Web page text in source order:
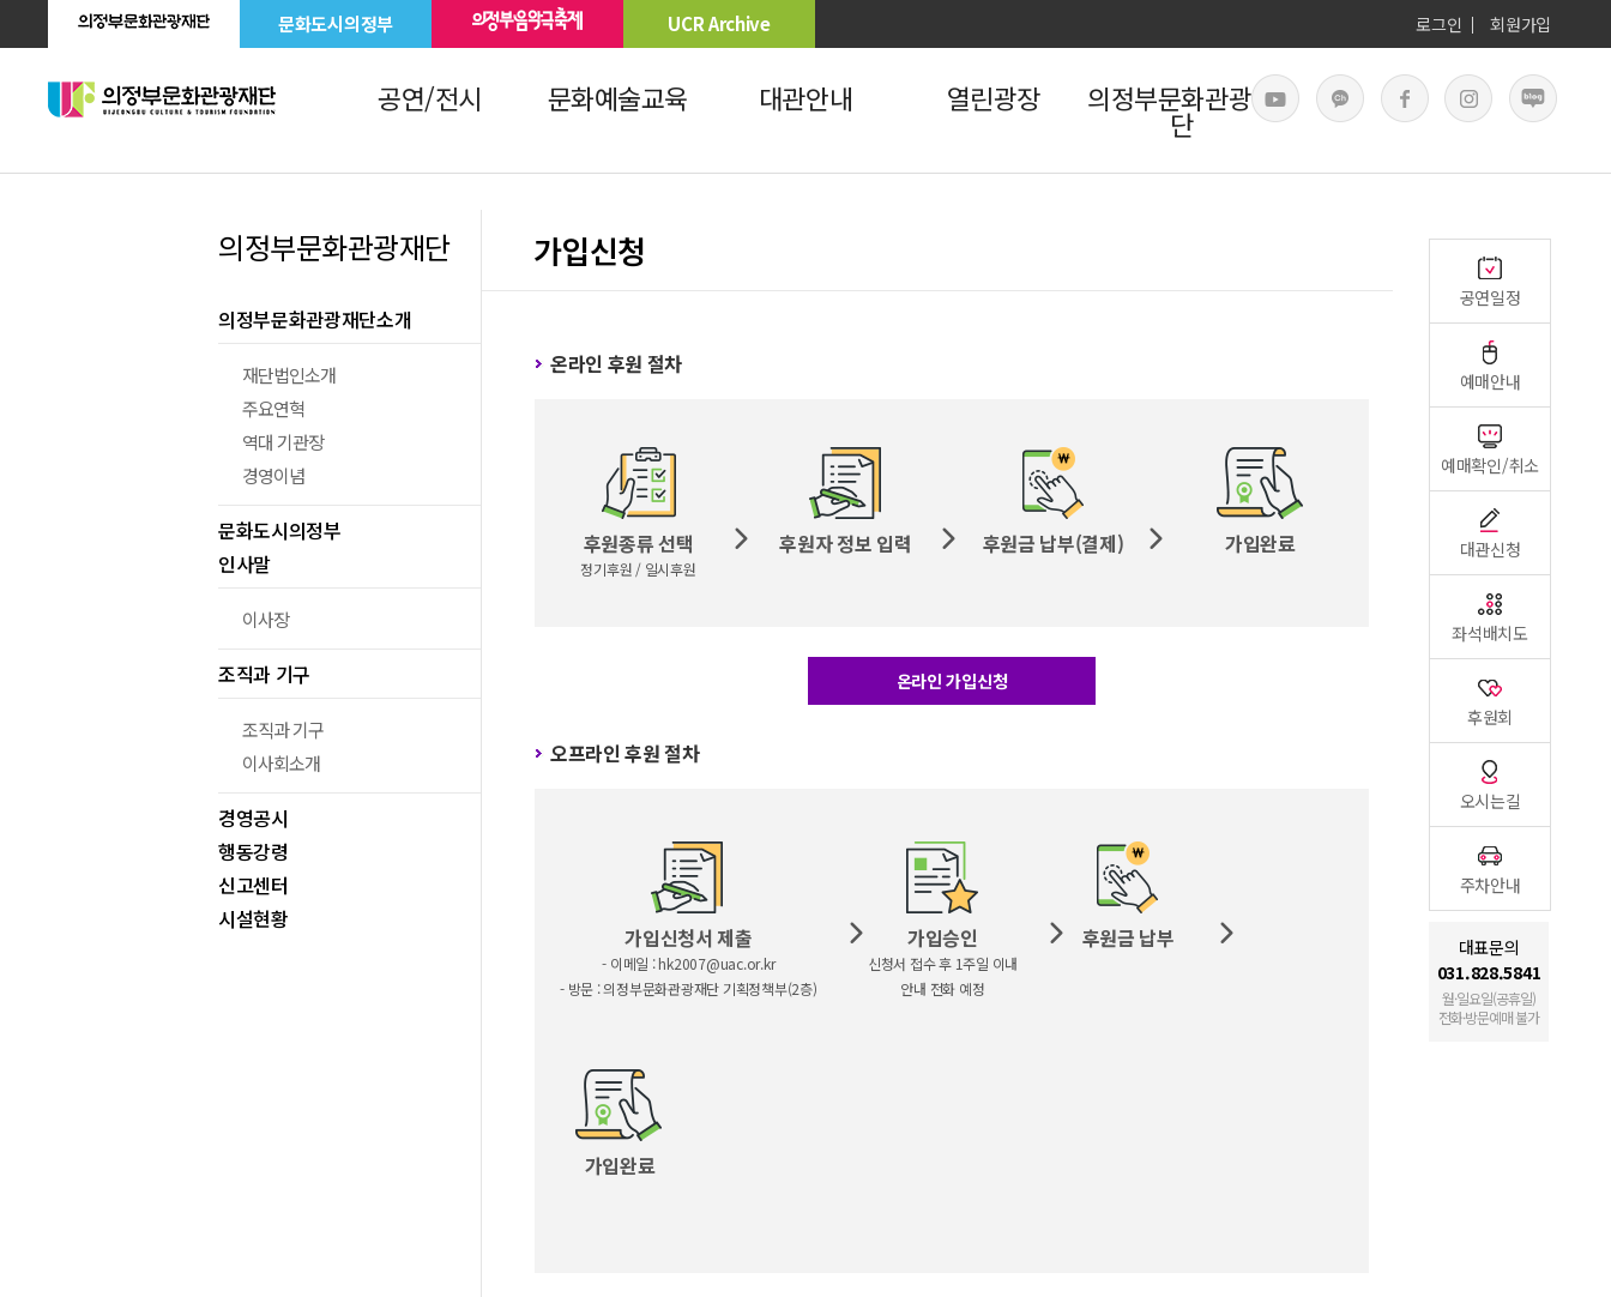
문화도시의정부 UCR Archive 로그인 회원가입
공연/전시 문화예술교육 대관안내 열린광장 의정부문화관광재
단
의정부문화관광재단
의정부문화관광재단소개
재단법인소개
주요연혁
역대 기관장
경영이념
문화도시의정부
인사말
이사장
조직과 기구
조직과 기구
이사회소개
경영공시
행동강령
신고센터
시설현황
가입신청
온라인 후원 절차
후원종류 선택
정기후원 / 일시후원
후원자 정보 입력 후원금 납부(결제) 가입완료
온라인 가입신청
오프라인 후원 절차
가입신청서 제출
- 이메일 : hk2007@uac.or.kr
- 방문 : 의정부문화관광재단 기획정책부(2층)
가입승인
신청서 접수 후 1주일 이내
안내 전화 예정
후원금 납부
가입완료
공연일정
예매안내
예매확인/취소
대관신청
좌석배치도
후원회
오시는길
주차안내
대표문의
031.828.5841
월·일요일(공휴일)
전화·방문예매 불가